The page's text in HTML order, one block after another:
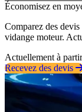
Économisez en
Comparez des
vidange moteur.
Actuellement à
Recevez des devis